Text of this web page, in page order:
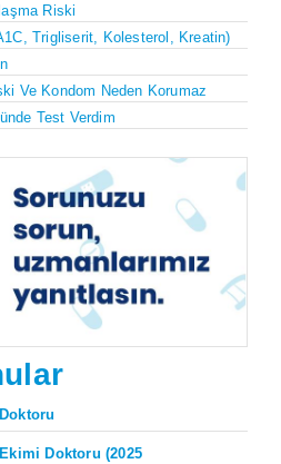
Riski
Trigliserit, Kolesterol, Kreatin)
Ve Kondom Neden Korumaz
Test Verdim
Doktoru (2025